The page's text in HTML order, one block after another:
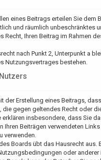
eines Beitrags erteilen Sie dem
und räumlich unbeschränktes
Recht, Ihren Beitrag im Rahmen
nach Punkt 2, Unterpunkt a
Nutzungsvertrages bestehen.
der Erstellung eines Beitrags,
die gegen geltendes Recht oder
erklären insbesondere, dass Sie
Ihren Beiträgen verwendeten
verwenden.
Boards übt das Hausrecht aus.
oder anderer